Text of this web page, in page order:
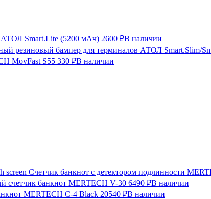
АТОЛ Smart.Lite (5200 мАч) 2600 ₽В наличии
резиновый бампер для терминалов АТОЛ Smart.Slim/
MovFast S55 330 ₽В наличии
Счетчик банкнот с детектором подлинности
счетчик банкнот MERTECH V-30 6490 ₽В наличии
MERTECH C-4 Black 20540 ₽В наличии